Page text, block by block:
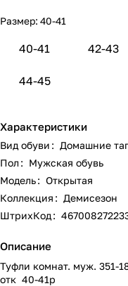
Размер: 40-41
40-41 42-43
44-45
Характеристики
Вид обуви : Домашние
Пол : Мужская обувь
Модель: Открытая
Коллекция : Демисезон
ШтрихКод:
Описание
Туфли комнат. муж. 351-
отк 40-41р